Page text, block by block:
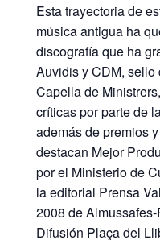
Esta trayectoria de
música antigua ha
discografía que ha
Auvidis y CDM,
Capella de
críticas por parte de
además de premios
destacan Mejor
por el Ministerio de
la editorial Prensa
2008 de
Difusión Plaça del